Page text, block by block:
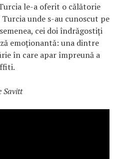
le-a oferit o călătorie
unde s-au cunoscut pe
cei doi îndrăgostiți
emoționantă: una dintre
în care apar împreună a
Savitt